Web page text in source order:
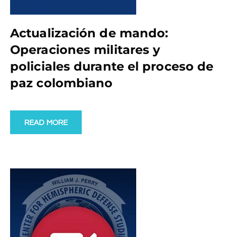
Actualización de mando:
Operaciones militares y
policiales durante el proceso de
paz colombiano
READ MORE